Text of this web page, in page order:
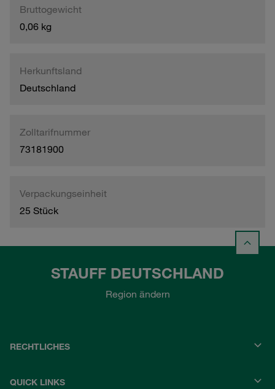
Bruttogewicht
0,06 kg
Herkunftsland
Deutschland
Zolltarifnummer
73181900
Verpackungseinheit
25 Stück
STAUFF DEUTSCHLAND
Region ändern
RECHTLICHES
QUICK LINKS